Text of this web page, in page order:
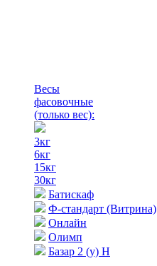
Весы
фасовочные
(только вес):
3кг
6кг
15кг
30кг
Батискаф
Ф-стандарт (Витрина)
Онлайн
Олимп
Базар 2 (у) Н